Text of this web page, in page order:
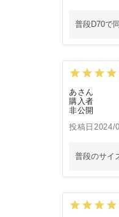
普段D70で
あ
購入者
非公開
投稿日 2024/
普段のサイ